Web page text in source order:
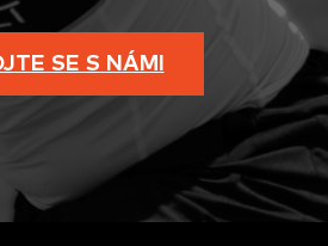
SE S NÁMI